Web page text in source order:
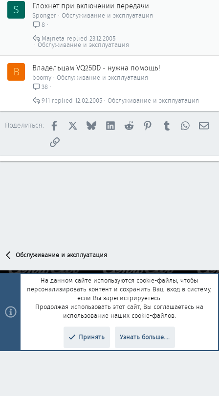
S Глохнет при включении передачи
Sponger
Обслуживание и эксплуатация
8
Обслуживание и эксплуатация
23.12.2005
Majneta
B Владельцам VQ25DD - нужна помощь!
boomy
Обслуживание и эксплуатация
38
Обслуживание и эксплуатация
12.02.2005
911
Поделиться: Facebook BlueskyLinkedInReddit PinterestTumblr
Ссылка
Обслуживание и эксплуатация
Обратная связь
Условия и правила
Политика конфиденциальности
Помощь Главная
R
add-ons by ThemeHouse Перевод от Jumuro®
На данном сайте используются cookie-файлы, чтобы
персонализировать контент и сохранить Ваш вход в систему,
если Вы зарегистрируетесь.
Продолжая использовать этот сайт, Вы соглашаетесь на
использование наших cookie-файлов.
Принять Узнать больше....